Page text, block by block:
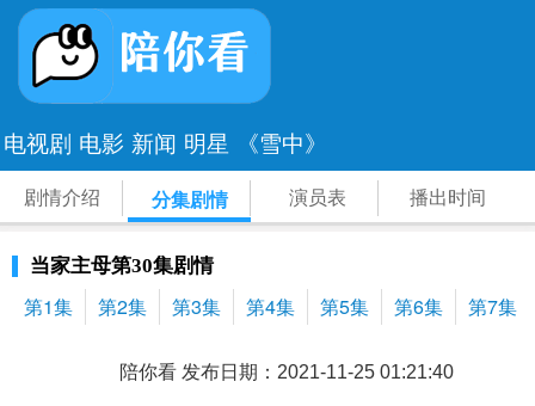
电视剧 电影 新闻 明星 《雪中》
剧情介绍 分集剧情 演员表 播出时间
当家主母第30集剧情
第1集 第2集 第3集 第4集 第5集 第6集 第7集
陪你看 发布日期：2021-11-25 01:21:40